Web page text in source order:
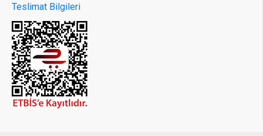
Teslimat Bilgileri